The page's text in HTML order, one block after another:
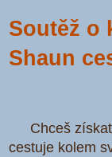
Soutěž o
Shaun
Chceš
cestuje kolem